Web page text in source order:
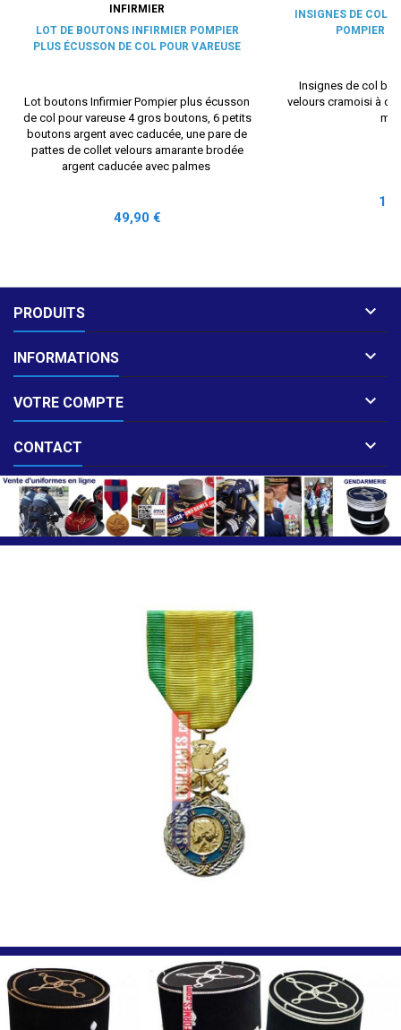
INFIRMIER
LOT DE BOUTONS INFIRMIER POMPIER
PLUS ÉCUSSON DE COL POUR VAREUSE
Lot boutons Infirmier Pompier plus écusson
de col pour vareuse 4 gros boutons, 6 petits
boutons argent avec caducée, une pare de
pattes de collet velours amarante brodée
argent caducée avec palmes
Prix
49,90 €
INSIGNES DE COL
POMPIER
Insignes de col
velours cramoisi à
Prix
PRODUITS 
INFORMATIONS 
VOTRE COMPTE 
CONTACT 